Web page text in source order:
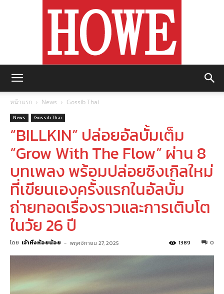
หน้าแรก News Gossib Thai
News Gossib Thai
“BILLKIN” ปล่อยอัลบั้มเต็ม
“Grow With The Flow” ผ่าน 8
บทเพลง พร้อมปล่อยซิงเกิลใหม่
ที่เขียนเองครั้งแรกในอัลบั้ม
ถ่ายทอดเรื่องราวและการเติบโต
ในวัย 26 ปี
โดย เจ้าหิ่งห้อยน้อย - พฤศจิกายน 27, 2025 0
1389